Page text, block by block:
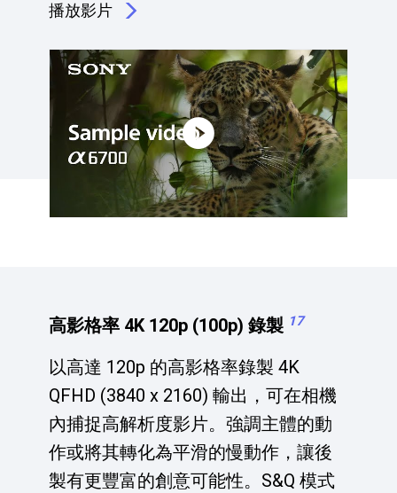
播放影片
點擊播放：4K 影片錄製，品質令人驚嘆
高影格率 4K 120p (100p) 錄製 17
以高達 120p 的高影格率錄製 4K
QFHD (3840 x 2160) 輸出，可在相機
內捕捉高解析度影片。強調主體的動
作或將其轉化為平滑的慢動作，讓後
製有更豐富的創意可能性。S&Q 模式